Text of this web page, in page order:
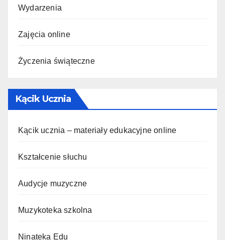
Wydarzenia
Zajęcia online
Życzenia świąteczne
Kącik Ucznia
Kącik ucznia – materiały edukacyjne online
Kształcenie słuchu
Audycje muzyczne
Muzykoteka szkolna
Ninateka Edu